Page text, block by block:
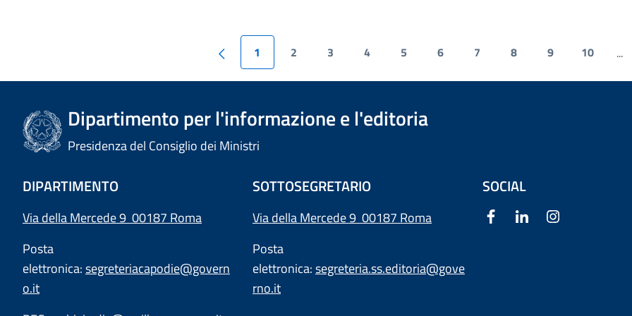
1 2 3 4 5 6 7 8 9 10 ...
Dipartimento per l'informazione e l'editoria
Presidenza del Consiglio dei Ministri
DIPARTIMENTO
Via della Mercede 9 00187 Roma
Posta
elettronica:segreteriacapodie@govern
o.it
SOTTOSEGRETARIO
Via della Mercede 9 00187 Roma
Posta
elettronica:segreteria.ss.editoria@gove
rno.it
SOCIAL